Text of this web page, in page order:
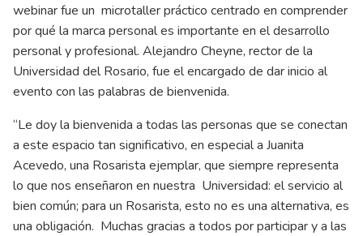
webinar fue un microtaller práctico centrado en comprender
por qué la marca personal es importante en el desarrollo
personal y profesional. Alejandro Cheyne, rector de la
Universidad del Rosario, fue el encargado de dar inicio al
evento con las palabras de bienvenida.
“Le doy la bienvenida a todas las personas que se conectan
a este espacio tan significativo, en especial a Juanita
Acevedo, una Rosarista ejemplar, que siempre representa
lo que nos enseñaron en nuestra Universidad: el servicio al
bien común; para un Rosarista, esto no es una alternativa, es
una obligación. Muchas gracias a todos por participar y a las